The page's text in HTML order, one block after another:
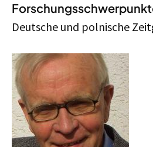
Deutsche und polnische